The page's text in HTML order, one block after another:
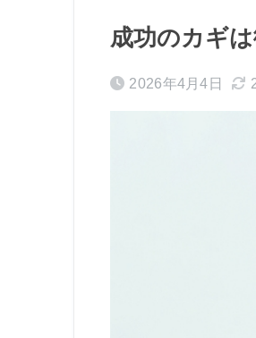
成功のカギ
2026年4月4日